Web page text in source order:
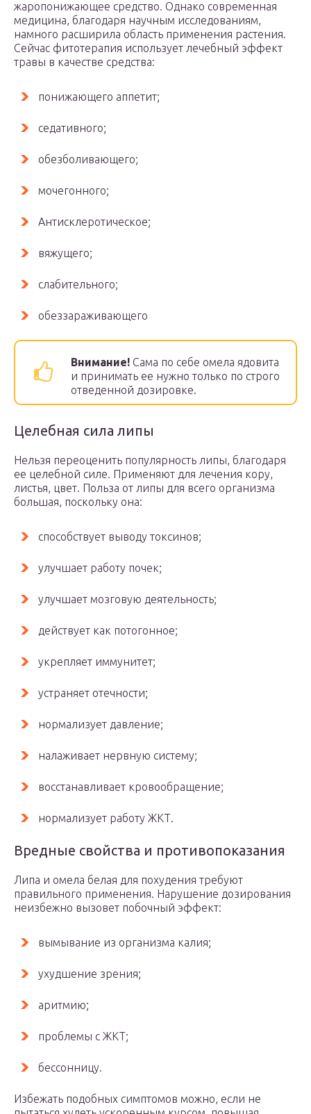
жаропонижающее средство. Однако современная
медицина, благодаря научным исследованиям,
намного расширила область применения растения.
Сейчас фитотерапия использует лечебный эффект
травы в качестве средства:
понижающего аппетит;
седативного;
обезболивающего;
мочегонного;
Антисклеротическое;
вяжущего;
слабительного;
обеззараживающего
Внимание! Сама по себе омела ядовита
и принимать ее нужно только по строго
отведенной дозировке.
Целебная сила липы
Нельзя переоценить популярность липы, благодаря
ее целебной силе. Применяют для лечения кору,
листья, цвет. Польза от липы для всего организма
большая, поскольку она:
способствует выводу токсинов;
улучшает работу почек;
улучшает мозговую деятельность;
действует как потогонное;
укрепляет иммунитет;
устраняет отечности;
нормализует давление;
налаживает нервную систему;
восстанавливает кровообращение;
нормализует работу ЖКТ.
Вредные свойства и противопоказания
Липа и омела белая для похудения требуют
правильного применения. Нарушение дозирования
неизбежно вызовет побочный эффект:
вымывание из организма калия;
ухудшение зрения;
аритмию;
проблемы с ЖКТ;
бессонницу.
Избежать подобных симптомов можно, если не